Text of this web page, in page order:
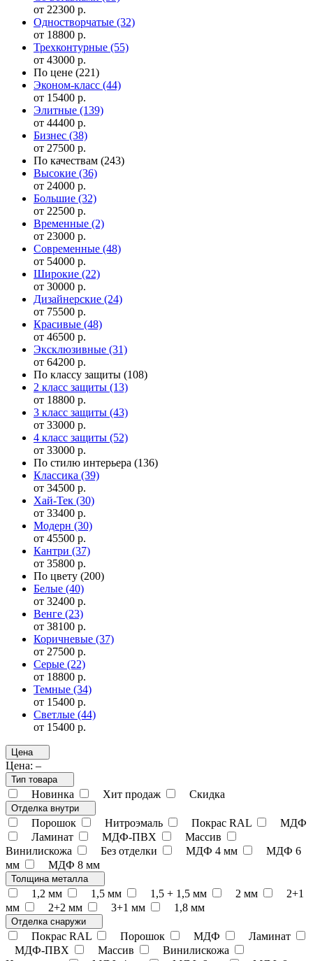
от 22300 р.
Одностворчатые (32)
от 18800 р.
Трехконтурные (55)
от 43000 р.
По цене (221)
Эконом-класс (44)
от 15400 р.
Элитные (139)
от 44400 р.
Бизнес (38)
от 27500 р.
По качествам (243)
Высокие (36)
от 24000 р.
Большие (32)
от 22500 р.
Временные (2)
от 23000 р.
Современные (48)
от 54000 р.
Широкие (22)
от 30000 р.
Дизайнерские (24)
от 75500 р.
Красивые (48)
от 46500 р.
Эксклюзивные (31)
от 64200 р.
По классу защиты (108)
2 класс защиты (13)
от 18800 р.
3 класс защиты (43)
от 33000 р.
4 класс защиты (52)
от 33000 р.
По стилю интерьера (136)
Классика (39)
от 34500 р.
Хай-Тек (30)
от 33400 р.
Модерн (30)
от 45500 р.
Кантри (37)
от 35800 р.
По цвету (200)
Белые (40)
от 32400 р.
Венге (23)
от 38100 р.
Коричневые (37)
от 27500 р.
Серые (22)
от 18800 р.
Темные (34)
от 15400 р.
Светлые (44)
от 15400 р.
Цена
Цена: –
Тип товара
Новинка Хит продаж Скидка
Отделка внутри
Порошок Нитроэмаль Покрас RAL
МДФ
Ламинат
МДФ-ПВХ
Массив
Винилискожа
Без отделки МДФ 4 мм
МДФ 6
мм
МДФ 8 мм
Толщина металла
1,2 мм 1,5 мм 1,5 + 1,5 мм 2 мм
2+1
мм
2+2 мм 3+1 мм 1,8 мм
Отделка снаружи
Покрас RAL Порошок МДФ
Ламинат
МДФ-ПВХ
Массив
Винилискожа